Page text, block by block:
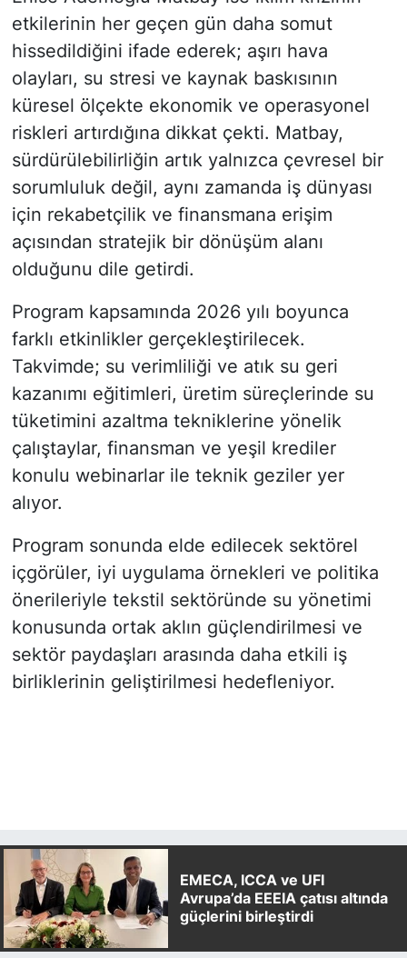
etkilerinin her geçen gün daha somut
hissedildiğini ifade ederek; aşırı hava
olayları, su stresi ve kaynak baskısının
küresel ölçekte ekonomik ve operasyonel
riskleri artırdığına dikkat çekti. Matbay,
sürdürülebilirliğin artık yalnızca çevresel bir
sorumluluk değil, aynı zamanda iş dünyası
için rekabetçilik ve finansmana erişim
açısından stratejik bir dönüşüm alanı
olduğunu dile getirdi.
Program kapsamında 2026 yılı boyunca
farklı etkinlikler gerçekleştirilecek.
Takvimde; su verimliliği ve atık su geri
kazanımı eğitimleri, üretim süreçlerinde su
tüketimini azaltma tekniklerine yönelik
çalıştaylar, finansman ve yeşil krediler
konulu webinarlar ile teknik geziler yer
alıyor.
Program sonunda elde edilecek sektörel
içgörüler, iyi uygulama örnekleri ve politika
önerileriyle tekstil sektöründe su yönetimi
konusunda ortak aklın güçlendirilmesi ve
sektör paydaşları arasında daha etkili iş
birliklerinin geliştirilmesi hedefleniyor.
EMECA, ICCA ve UFI
Avrupa’da EEEIA çatısı altında
güçlerini birleştirdi